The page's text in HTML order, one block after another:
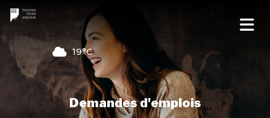
19°C
Demandes d'emplois